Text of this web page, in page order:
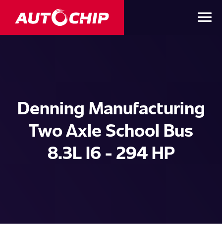
Denning Manufacturing
Two Axle School Bus
8.3L I6 - 294 HP